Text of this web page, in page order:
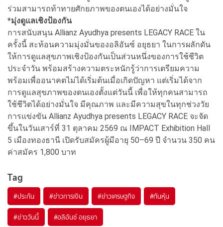
ร่วมสามารถท้าทายศักยภาพของตนเองได้อย่างมั่นใจ
*มุ่งดูแลเชิงป้องกัน
การสนับสนุน Allianz Ayudhya presents LEGACY RACE ใน
ครั้งนี้ สะท้อนความมุ่งมั่นของอลิอันซ์ อยุธยา ในการผลักดัน
ให้การดูแลสุขภาพเชิงป้องกันเป็นส่วนหนึ่งของการใช้ชีวิต
ประจำวัน พร้อมสร้างความตระหนักรู้ว่าการเตรียมความ
พร้อมเพื่ออนาคตไม่ได้เริ่มต้นเมื่อเกิดปัญหา แต่เริ่มได้จาก
การดูแลสุขภาพของตนเองตั้งแต่วันนี้ เพื่อให้ทุกคนสามารถ
ใช้ชีวิตได้อย่างมั่นใจ มีคุณภาพ และมีความสุขในทุกช่วงวัย
การแข่งขัน Allianz Ayudhya presents LEGACY RACE จะจัด
ขึ้นในวันเสาร์ที่ 31 ตุลาคม 2569 ณ IMPACT Exhibition Hall
5 เมืองทองธานี เปิดรับสมัครผู้มีอายุ 50–69 ปี จำนวน 350 คน
ค่าสมัคร 1,800 บาท
Tag
#ประกัน #ข่าวการเงิน #ข่าวเศรษฐกิจ #ทันหุ้น
#ข่าววันนี้ #อลิอันซ์ อยุธยา